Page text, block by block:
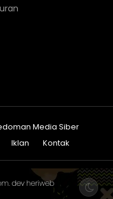
Media Siber
Iklan Kontak
. dev heriweb